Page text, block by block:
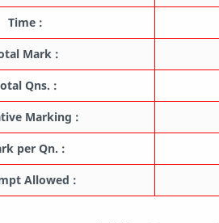
Time :
Mark :
Qns. :
Marking :
per Qn. :
Allowed :